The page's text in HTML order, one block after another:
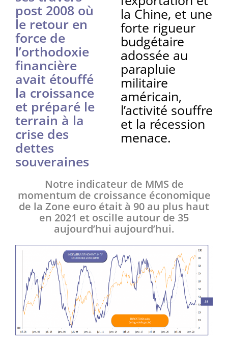
post 2008 où
le retour en
force de
l’orthodoxie
financière
avait étouffé
la croissance
et préparé le
terrain à la
crise des
dettes
souveraines
la Chine, et une
forte rigueur
budgétaire
adossée au
parapluie
militaire
américain,
l’activité souffre
et la récession
menace.
Notre indicateur de MMS de
momentum de croissance économique
de la Zone euro était à 90 au plus haut
en 2021 et oscille autour de 35
aujourd’hui aujourd’hui.